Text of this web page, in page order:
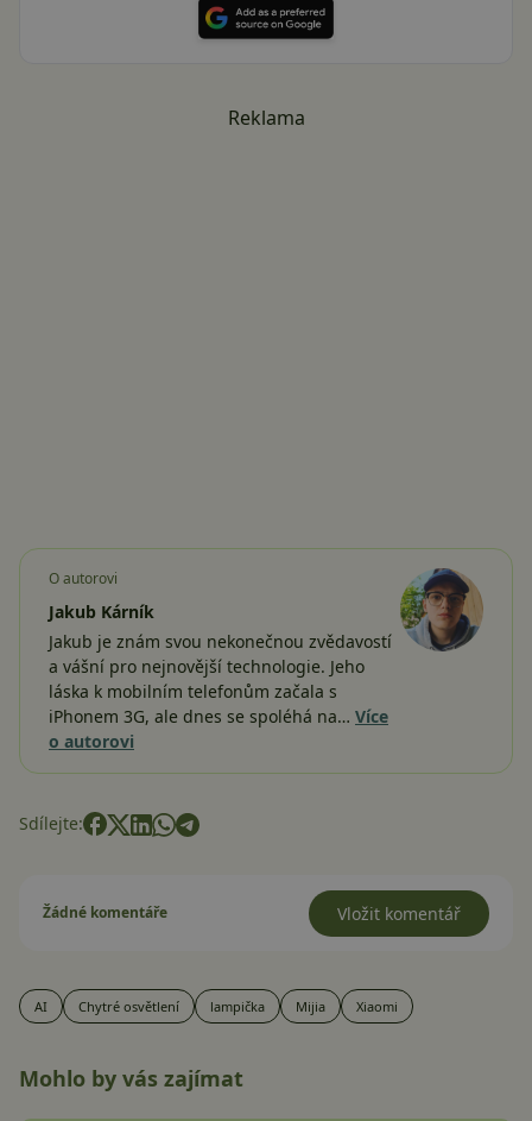
Reklama
O autorovi
Jakub Kárník
Jakub je znám svou nekonečnou zvědavostí
a vášní pro nejnovější technologie. Jeho
láska k mobilním telefonům začala s
iPhonem 3G, ale dnes se spoléhá na… Více
o autorovi
Sdílejte:
Žádné komentáře Vložit komentář
AI Chytré osvětlení lampička Mijia Xiaomi
Mohlo by vás zajímat